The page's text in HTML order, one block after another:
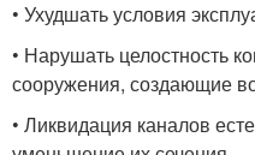
• Ухудшать условия
• Нарушать целостность
сооружения, создающие
• Ликвидация каналов